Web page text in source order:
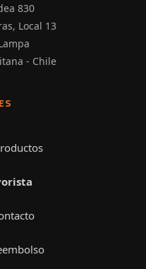
830
Local 13
- Chile